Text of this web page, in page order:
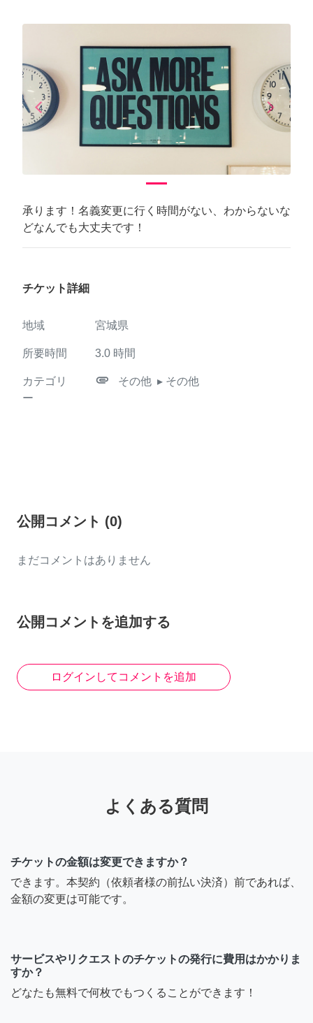
arrow_back_iosPrevious arrow_forward_iosNext
承ります！名義変更に行く時間がない、わからないな
どなんでも大丈夫です！
チケット詳細
地域 宮城県
所要時間 3.0 時間
カテゴリ
ー
attachment その他 ▸ その他
公開コメント (0)
まだコメントはありません
公開コメントを追加する
ログインしてコメントを追加
よくある質問
チケットの金額は変更できますか？
できます。本契約（依頼者様の前払い決済）前であれば、
金額の変更は可能です。
サービスやリクエストのチケットの発行に費用はかかりま
すか？
どなたも無料で何枚でもつくることができます！